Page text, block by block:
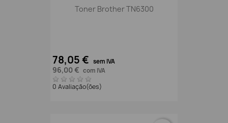
Toner Brother TN6300
78,05 € sem IVA
96,00 € com IVA
0 Avaliação(ões)